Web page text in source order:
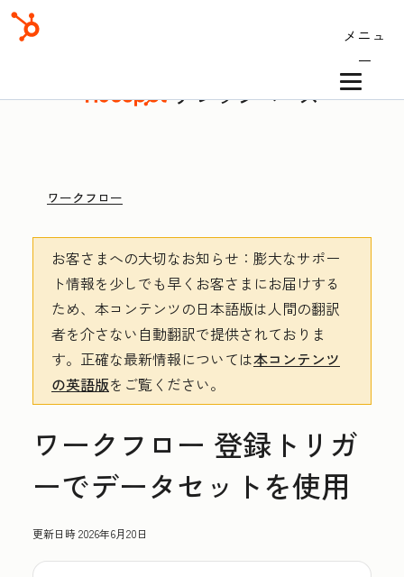
メニュ
ー
ナレッジベース
ワークフロー
お客さまへの大切なお知らせ ：膨大なサポー
ト情報を少しでも早くお客さまにお届けする
ため、本コンテンツの日本語版は人間の翻訳
者を介さない自動翻訳で提供されておりま
す。 正確な最新情報については本コンテンツ
の英語版をご覧ください。
ワークフロー 登録トリガ
ーでデータセットを使用
更新日時2026年6月20日